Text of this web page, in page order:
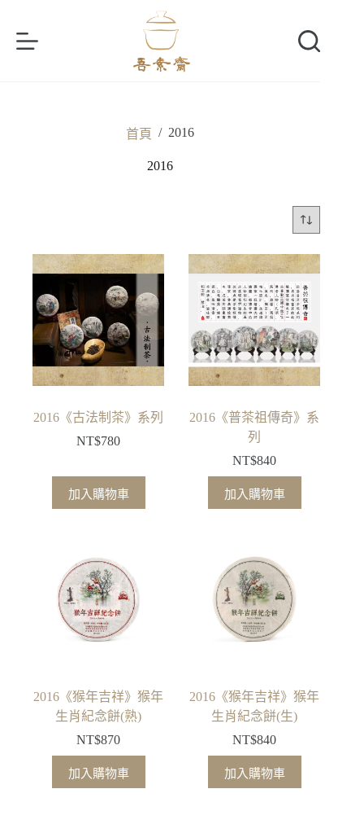
首頁 / 2016
2016
2016《古法制茶》系列
NT$780
加入購物車
2016《普茶祖傳奇》系
列
NT$840
加入購物車
2016《猴年吉祥》猴年
生肖紀念餅(熟)
NT$870
加入購物車
2016《猴年吉祥》猴年
生肖紀念餅(生)
NT$840
加入購物車